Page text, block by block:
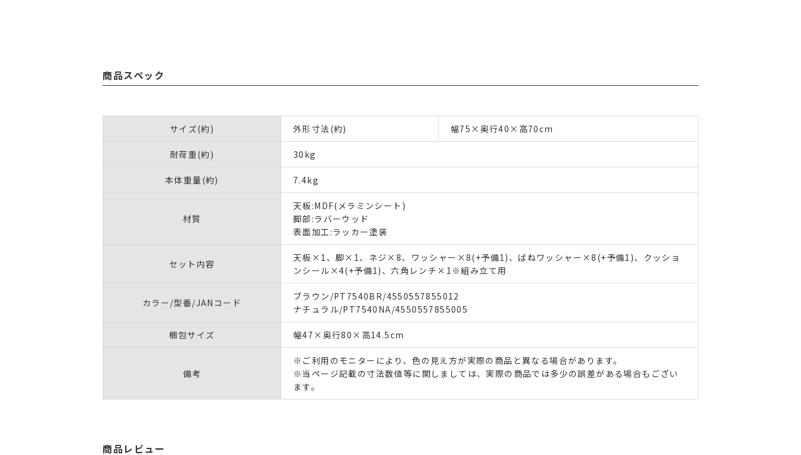
商品スペック
サイズ(約) 外形寸法(約) 幅75×奥行40×高70cm
耐荷重(約) 30kg
本体重量(約) 7.4kg
材質
天板:MDF(メラミンシート)
脚部:ラバーウッド
表面加工:ラッカー塗装
セット内容
天板×1、脚×1、ネジ×8、ワッシャー×8(+予備1)、ばねワッシャー×8(+予備1)、クッショ
ンシール×4(+予備1)、六角レンチ×1※組み立て用
カラー/型番/JANコード
ブラウン/PT7540BR/4550557855012
ナチュラル/PT7540NA/4550557855005
梱包サイズ 幅47×奥行80×高14.5cm
備考
※ご利用のモニターにより、色の見え方が実際の商品と異なる場合があります。
※当ページ記載の寸法数値等に関しましては、実際の商品では多少の誤差がある場合もござい
ます。
商品レビュー